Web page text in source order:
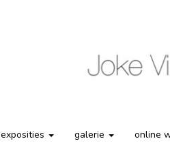
exposities galerie online